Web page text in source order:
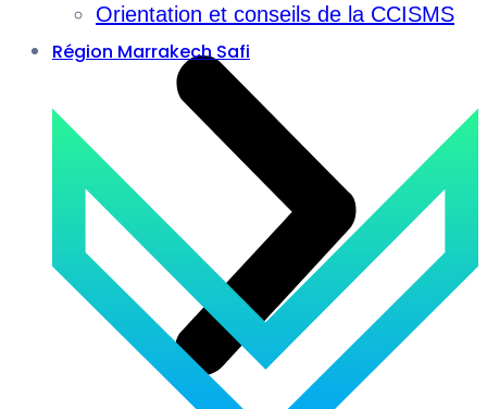
Orientation et conseils de la CCISMS
Région Marrakech Safi